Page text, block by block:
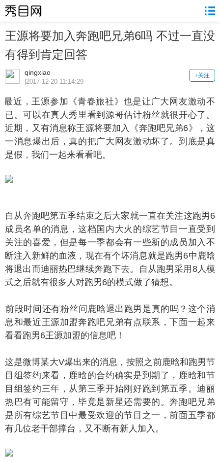
王源将要加入奔跑吧兄弟6吗 不过一直没
有得到肯定回答
qingxiao +关注
|2017-12-20 11:14:29
，王源参加《青春旅社》也是让广大网友激动不
已。可以在真人秀里看到源哥估计粉丝就很开心了。
近期，又有消息称王源将要加入《奔跑吧兄弟6》，这
一消息爆出后，真的把广大网友激动坏了。到底是真
是假，我们一起来看看吧。
奔跑吧第五季结束之后大家就一直在关注这跑男6
成员名单的消息，这档国内大火的综艺节目一直受到
关注的喜爱，但是每一季都会有一些新的成员加入不
断注入新鲜的血液，现在有个坏消息就是跑男6中鹿晗
将退出而迪丽热巴继续奔跑下去。自从跑男采用8人模
式之后就有很多人对跑男6的模式做了猜想。
时间还有粉丝问鹿晗退出跑男是真的吗？这个消
息和最近王源加盟奔跑吧兄弟有点联系，下面一起来
看看跑男6王源加盟的信息吧！
微博某大V爆出来的消息，按照之前鹿晗和跑男节
目组签约来看，鹿晗的合约确实是到期了，鹿晗和节
目组签约三年，从第三季开始刚好跑到第五季。迪丽
热巴有可能留守，毕竟是新星还需要的。奔跑吧兄弟
是所有综艺节目中最受欢迎的节目之一，前面五季都
有几位老干部撑台，又不断有新人加入。